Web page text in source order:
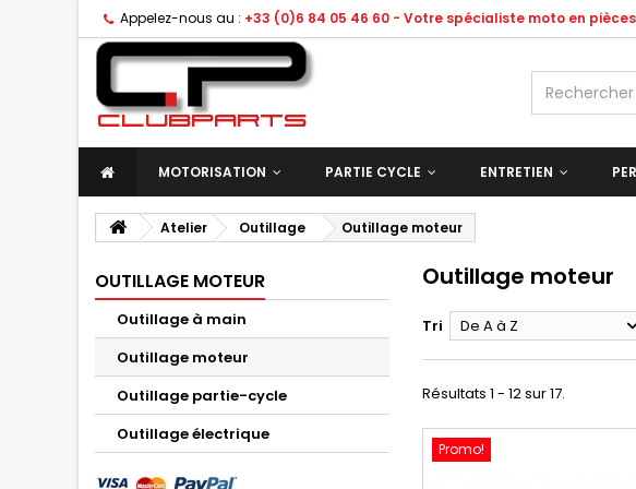
Appelez-nous au : +33 (0)6 84 05 46 60 - Votre spécialiste moto en
MOTORISATION PARTIE CYCLE ENTRETIEN
Atelier Outillage Outillage moteur
OUTILLAGE MOTEUR
Outillage à main
Outillage moteur
Outillage partie-cycle
Outillage électrique
Outillage moteur
Tri De A à Z
Résultats 1 - 12 sur 17.
Promo!